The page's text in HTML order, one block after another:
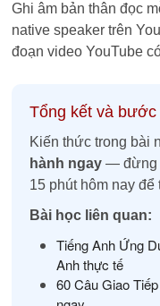
Ghi âm bản thân đọc
native speaker trên
đoạn video YouTube
Tổng kết và bước
Kiến thức trong bài
hành ngay — đừng
15 phút hôm nay để
Bài học liên quan:
Tiếng Anh Ứng
Anh thực tế
60 Câu Giao